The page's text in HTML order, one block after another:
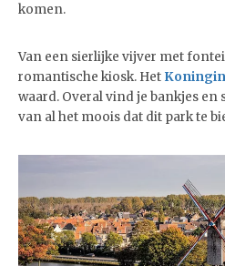
komen.
Van een sierlijke vijver met
romantische kiosk. Het
waard. Overal vind je bankjes
van al het moois dat dit park te